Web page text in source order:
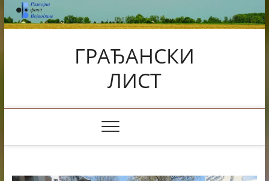
Skip
to
content
ГРАЂАНСКИ
ЛИСТ